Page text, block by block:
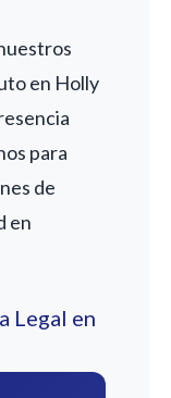
en Holly
para
de
en
Legal en